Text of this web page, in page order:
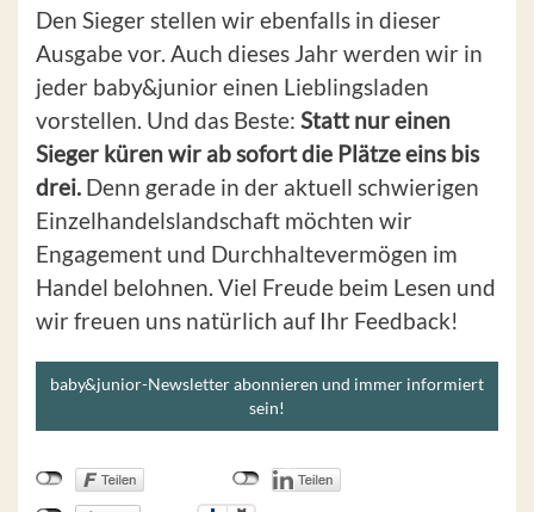
Den Sieger stellen wir ebenfalls in dieser
Ausgabe vor. Auch dieses Jahr werden wir in
jeder baby&junior einen Lieblingsladen
vorstellen. Und das Beste: Statt nur einen
Sieger küren wir ab sofort die Plätze eins bis
drei. Denn gerade in der aktuell schwierigen
Einzelhandelslandschaft möchten wir
Engagement und Durchhaltevermögen im
Handel belohnen. Viel Freude beim Lesen und
wir freuen uns natürlich auf Ihr Feedback!
baby&junior-Newsletter abonnieren und immer informiert
sein!